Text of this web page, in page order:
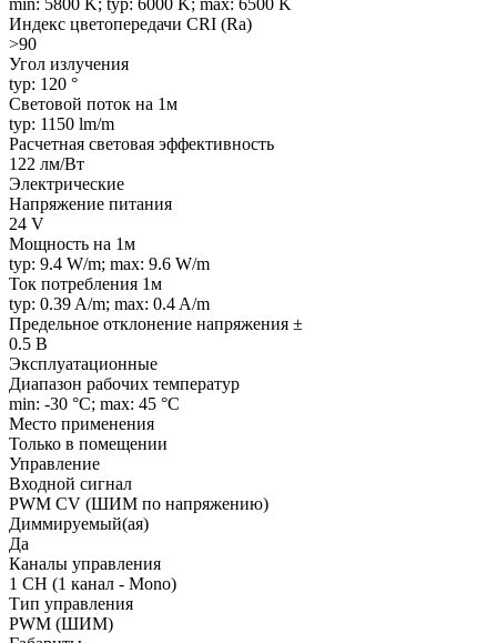
Индекс цветопередачи CRI (Ra)
>90
Угол излучения
typ: 120 °
Световой поток на 1м
typ: 1150 lm/m
Расчетная световая эффективность
122 лм/Вт
Электрические
Напряжение питания
24 V
Мощность на 1м
typ: 9.4 W/m; max: 9.6 W/m
Ток потребления 1м
typ: 0.39 A/m; max: 0.4 A/m
Предельное отклонение напряжения ±
0.5 В
Эксплуатационные
Диапазон рабочих температур
min: -30 °C; max: 45 °C
Место применения
Только в помещении
Управление
Входной сигнал
PWM СV (ШИМ по напряжению)
Диммируемый(ая)
Да
Каналы управления
1 CH (1 канал - Mono)
Тип управления
PWM (ШИМ)